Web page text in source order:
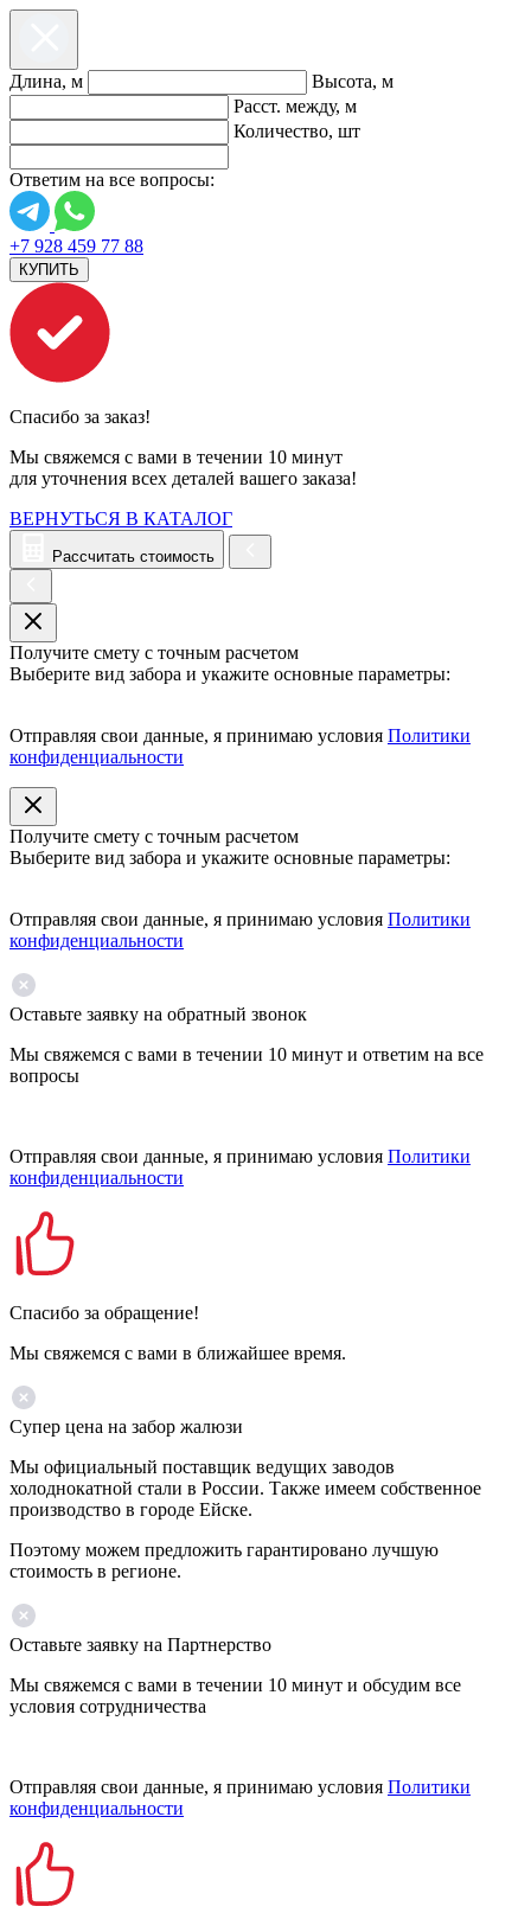
Длина, м
Высота, м
Расст. между, м
Количество, шт
Ответим на все вопросы:
+7 928 459 77 88
КУПИТЬ
Спасибо за заказ!
Мы свяжемся с вами в течении 10 минут
для уточнения всех деталей вашего заказа!
ВЕРНУТЬСЯ В КАТАЛОГ
Рассчитать стоимость
Получите смету с точным расчетом
Выберите вид забора и укажите основные параметры:
Отправляя свои данные, я принимаю условия Политики
конфиденциальности
Получите смету с точным расчетом
Выберите вид забора и укажите основные параметры:
Отправляя свои данные, я принимаю условия Политики
конфиденциальности
Оставьте заявку на обратный звонок
Мы свяжемся с вами в течении 10 минут и ответим на все
вопросы
Отправляя свои данные, я принимаю условия Политики
конфиденциальности
Спасибо за обращение!
Мы свяжемся с вами в ближайшее время.
Супер цена на забор жалюзи
Мы официальный поставщик ведущих заводов
холоднокатной стали в России. Также имеем собственное
производство в городе Ейске.
Поэтому можем предложить гарантировано лучшую
стоимость в регионе.
Оставьте заявку на Партнерство
Мы свяжемся с вами в течении 10 минут и обсудим все
условия сотрудничества
Отправляя свои данные, я принимаю условия Политики
конфиденциальности